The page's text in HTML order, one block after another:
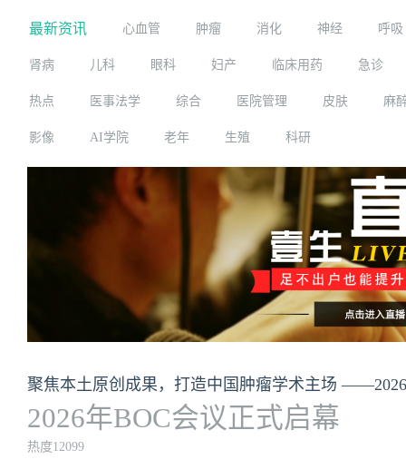
最新资讯 心血管 肿瘤 消化 神经 呼吸
肾病 儿科 眼科 妇产 临床用药 急诊
热点 医事法学 综合 医院管理 皮肤 麻
影像 AI学院 老年 生殖 科研
2026年BOC会议正式启幕
热度12099